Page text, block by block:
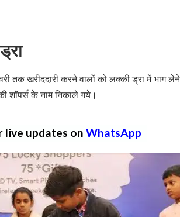
तक खरीददारी करने वालों को लक्की ड्रा में भाग
शाॅपर्स के नाम निकाले गये।
live updates on WhatsApp